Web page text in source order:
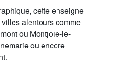
cette enseigne
alentours comme
ou Montjoie-le-
ou encore